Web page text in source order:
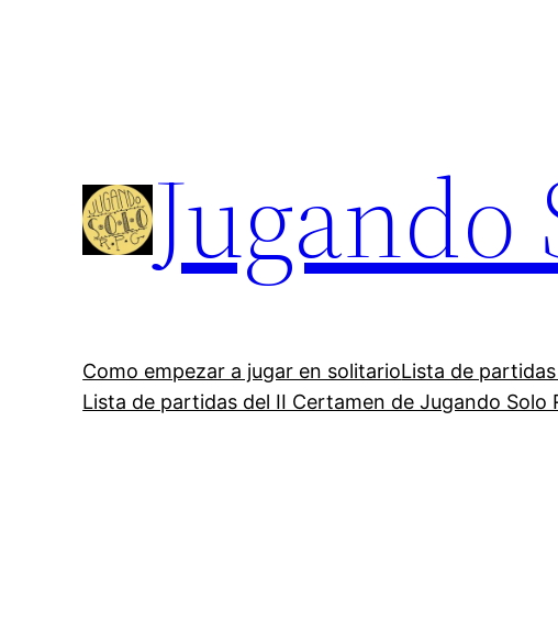
Jugando
Como empezar a jugar en solitarioLista de
Lista de partidas del II Certamen de Jugando Solo